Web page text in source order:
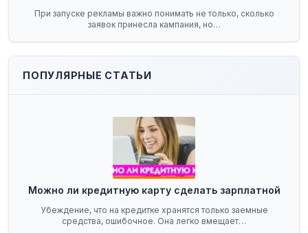
При запуске рекламы важно понимать не только, сколько
заявок принесла кампания, но…
ПОПУЛЯРНЫЕ СТАТЬИ
Можно ли кредитную карту сделать зарплатной
Убеждение, что на кредитке хранятся только заемные
средства, ошибочное. Она легко вмещает…